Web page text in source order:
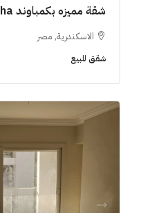
شقة مميزه بكمباوند 194m Grand View smouha
الاسكندرية, مصر
شقق للبيع